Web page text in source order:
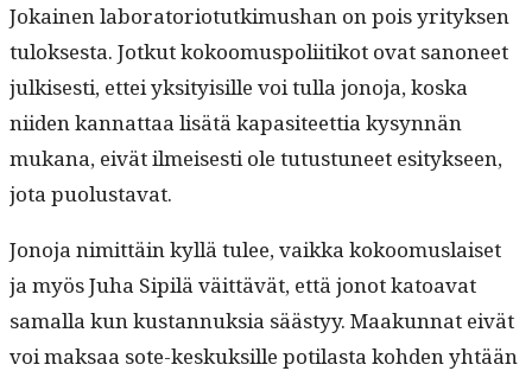
Jokainen lab­o­ra­to­ri­o­tutkimushan on pois yri­tyk­sen
tulok­ses­ta. Jotkut kokoomus­poli­itikot ovat sanoneet
julkises­ti, ettei yksi­ty­isille voi tul­la jono­ja, kos­ka
niiden kan­nat­taa lisätä kap­a­siteet­tia kysyn­nän
mukana, eivät ilmeis­es­ti ole tutus­tuneet esi­tyk­seen,
jota puolustavat.
Jono­ja nimit­täin kyl­lä tulee, vaik­ka kokoomus­laiset
ja myös Juha Sip­ilä väit­tävät, että jonot katoa­vat
samal­la kun kus­tan­nuk­sia säästyy. Maakun­nat eivät
voi mak­saa sote-keskuk­sille poti­las­ta kohden yhtään